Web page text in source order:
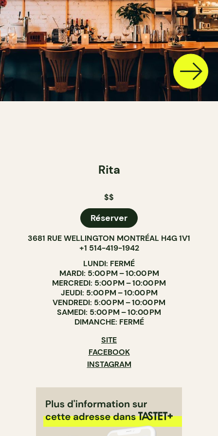
Rita
$$
Réserver
3681 RUE WELLINGTON MONTRÉAL H4G 1V1
+1 514-419-1942
LUNDI: FERMÉ
MARDI: 5:00 PM – 10:00 PM
MERCREDI: 5:00 PM – 10:00 PM
JEUDI: 5:00 PM – 10:00 PM
VENDREDI: 5:00 PM – 10:00 PM
SAMEDI: 5:00 PM – 10:00 PM
DIMANCHE: FERMÉ
SITE
FACEBOOK
INSTAGRAM